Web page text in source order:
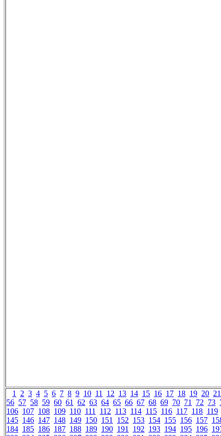
1 2 3 4 5 6 7 8 9 10 11 12 13 14 15 16 17 18 19 20 21
56 57 58 59 60 61 62 63 64 65 66 67 68 69 70 71 72 73
106 107 108 109 110 111 112 113 114 115 116 117 118 119
145 146 147 148 149 150 151 152 153 154 155 156 157
184 185 186 187 188 189 190 191 192 193 194 195 196